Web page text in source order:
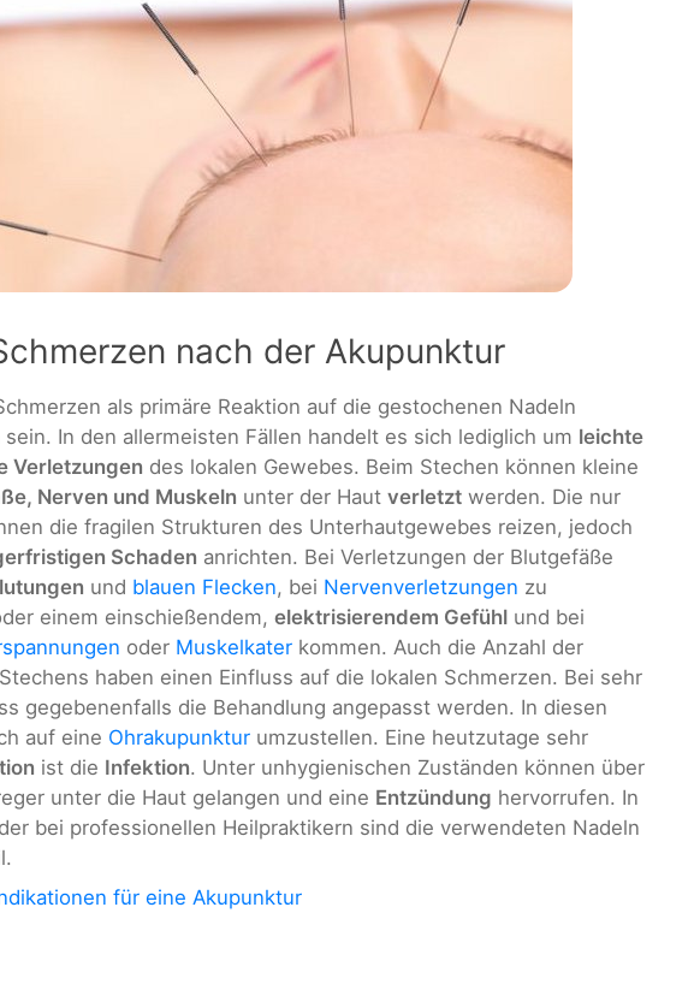
nach der Akupunktur
als primäre Reaktion auf die gestochenen Nadeln
sein. In den allermeisten Fällen handelt es sich lediglich um leichte
Verletzungen des lokalen Gewebes. Beim Stechen können kleine
Nerven und Muskeln unter der Haut verletzt werden. Die nur
die fragilen Strukturen des Unterhautgewebes reizen, jedoch
Schaden anrichten. Bei Verletzungen der Blutgefäße
und blauen Flecken, bei Nervenverletzungen zu
einem einschießendem, elektrisierendem Gefühl und bei
oder Muskelkater kommen. Auch die Anzahl der
haben einen Einfluss auf die lokalen Schmerzen. Bei sehr
gegebenenfalls die Behandlung angepasst werden. In diesen
auf eine Ohrakupunktur umzustellen. Eine heutzutage sehr
ist die Infektion. Unter unhygienischen Zuständen können über
unter die Haut gelangen und eine Entzündung hervorrufen. In
bei professionellen Heilpraktikern sind die verwendeten Nadeln
für eine Akupunktur